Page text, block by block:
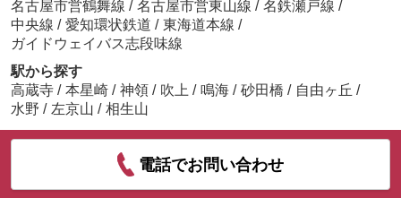
名古屋市営鶴舞線 / 名古屋市営東山線 / 名鉄瀬戸線 /
中央線 / 愛知環状鉄道 / 東海道本線 /
ガイドウェイバス志段味線
駅から探す
高蔵寺 / 本星崎 / 神領 / 吹上 / 鳴海 / 砂田橋 / 自由ヶ丘 /
水野 / 左京山 / 相生山
電話でお問い合わせ